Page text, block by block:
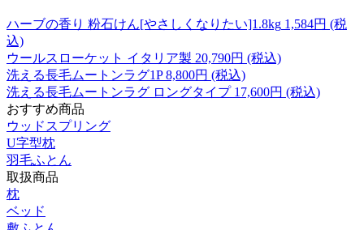
ハーブの香り 粉石けん[やさしくなりたい]1.8kg 1,584円 (税
込)
ウールスローケット イタリア製 20,790円 (税込)
洗える長毛ムートンラグ1P 8,800円 (税込)
洗える長毛ムートンラグ ロングタイプ 17,600円 (税込)
おすすめ商品
ウッドスプリング
U字型枕
羽毛ふとん
取扱商品
枕
ベッド